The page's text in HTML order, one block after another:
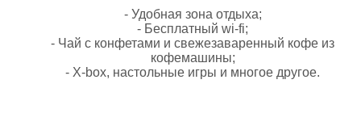
- Удобная зона отдыха;
- Бесплатный wi-fi;
- Чай с конфетами и свежезаваренный кофе из
кофемашины;
- X-box, настольные игры и многое другое.